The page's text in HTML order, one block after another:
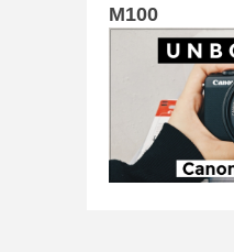
M100